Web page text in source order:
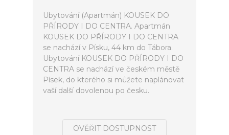
Ubytování (Apartmán) KOUSEK DO
PŘÍRODY I DO CENTRA. Apartmán
KOUSEK DO PŘÍRODY I DO CENTRA
se nachází v Písku, 44 km do Tábora.
Ubytování KOUSEK DO PŘÍRODY I DO
CENTRA se nachází ve českém městě
Písek, do kterého si můžete naplánovat
vaší další dovolenou po česku.
OVĚŘIT DOSTUPNOST